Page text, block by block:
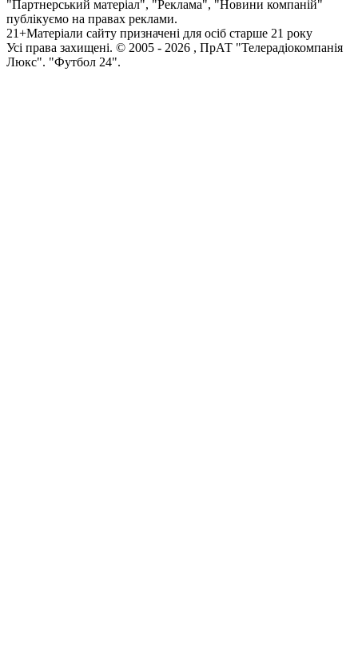
"Партнерський матеріал", "Реклама", "Новини компаній"
публікуємо на правах реклами.
21+Матеріали сайту призначені для осіб старше 21 року
Усi права захищенi. © 2005 - 2026 , ПрАТ "Телерадіокомпанія
Люкс". "Футбол 24".